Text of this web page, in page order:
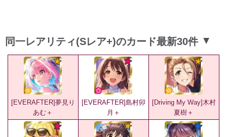
同一レアリティ(Sレア+)のカード最新30件 ▲
[EVERAFTER]夢見り
あむ＋
[EVERAFTER]島村卯
月＋
[Driving My Way]木村
夏樹＋